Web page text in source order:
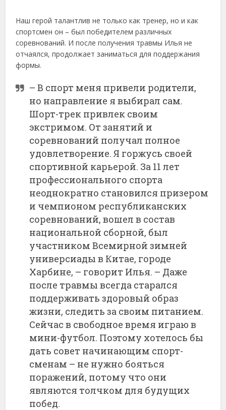
Наш герой талантлив не только как тренер, но и как
спортсмен он – был победителем различных
соревнований. И после получения травмы Илья не
отчаялся, продолжает заниматься для поддержания
формы.
– В спорт меня привели родители,
но направление я выбирал сам.
Шорт-трек привлек своим
экстримом. От занятий и
соревнований получал полное
удовлетворение. Я горжусь своей
спортивной карьерой. За 11 лет
профессионального спорта
неоднократно становился призером
и чемпионом республиканских
соревнований, вошел в состав
национальной сборной, был
участником Всемирной зимней
универсиады в Китае, городе
Харбине, – говорит Илья. – Даже
после травмы всегда старался
поддерживать здоровый образ
жизни, следить за своим питанием.
Сейчас в свободное время играю в
мини-футбол. Поэтому хотелось бы
дать совет начинающим спорт­
сменам – не нужно бояться
поражений, потому что они
являются толчком для будущих
побед.